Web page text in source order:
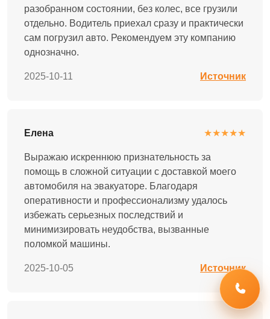
разобранном состоянии, без колес, все грузили
отдельно. Водитель приехал сразу и практически
сам погрузил авто. Рекомендуем эту компанию
однозначно.
2025-10-11 Источник
Елена ★★★★★
Выражаю искреннюю признательность за
помощь в сложной ситуации с доставкой моего
автомобиля на эвакуаторе. Благодаря
оперативности и профессионализму удалось
избежать серьезных последствий и
минимизировать неудобства, вызванные
поломкой машины.
2025-10-05 Источник